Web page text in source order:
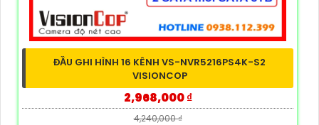
ĐẦU GHI HÌNH 16 KÊNH VS-NVR5216PS4K-S2
VISIONCOP
2,968,000 ₫
4,240,000 ₫